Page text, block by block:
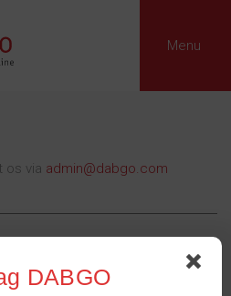
Menu
os via admin@dabgo.com
DABGO